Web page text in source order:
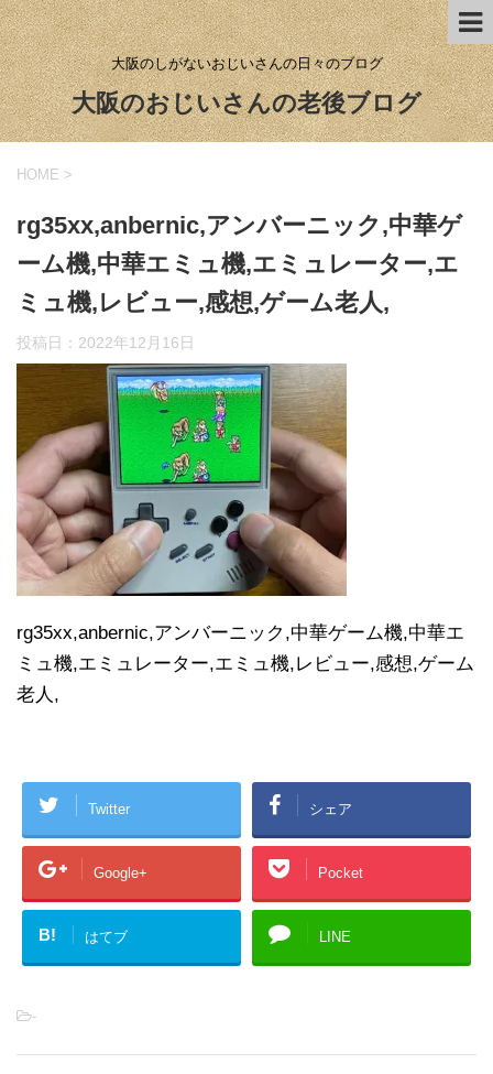
大阪のしがないおじいさんの日々のブログ
大阪のおじいさんの老後ブログ
HOME >
rg35xx,anbernic,アンバーニック,中華ゲ
ーム機,中華エミュ機,エミュレーター,エ
ミュ機,レビュー,感想,ゲーム老人,
投稿日： 2022年12月16日
rg35xx,anbernic,アンバーニック,中華ゲーム機,中華エ
ミュ機,エミュレーター,エミュ機,レビュー,感想,ゲーム
老人,
Twitter シェア
Google+ Pocket
B! はてブ LINE
-